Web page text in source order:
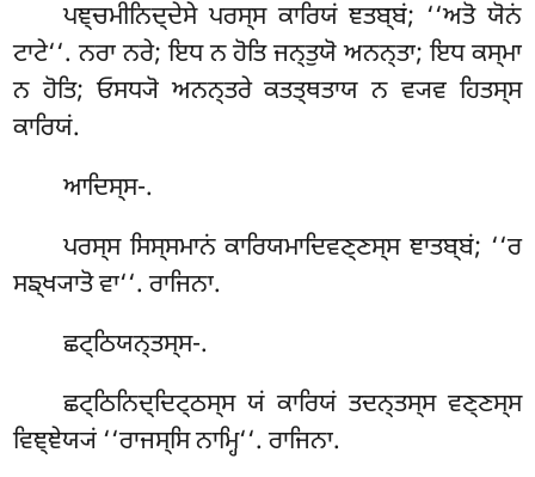
ਪਞ੍ਚਮੀਨਿਦ੍ਦੇਸੇ ਪਰਸ੍ਸ ਕਾਰਿਯਂ ਞਤਬ੍ਬਂ; ‘‘ਅਤੋ ਯੋਨਂ
ਟਾਟੇ‘‘. ਨਰਾ ਨਰੇ; ਇਧ ਨ ਹੋਤਿ ਜਨ੍ਤੁਯੋ ਅਨਨ੍ਤਾ; ਇਧ ਕਸ੍ਮਾ
ਨ ਹੋਤਿ; ਓਸਧ੍ਯੋ ਅਨਨ੍ਤਰੇ ਕਤਤ੍ਥਤਾਯ ਨ ਵ੍ਯਵ ਹਿਤਸ੍ਸ
ਕਾਰਿਯਂ.
ਆਦਿਸ੍ਸ-.
ਪਰਸ੍ਸ ਸਿਸ੍ਸਮਾਨਂ ਕਾਰਿਯਮਾਦਿਵਣ੍ਣਸ੍ਸ ਞਾਤਬ੍ਬਂ; ‘‘ਰ
ਸਙ੍ਖ੍ਯਾਤੋ ਵਾ‘‘. ਰਾਜਿਨਾ.
ਛਟ੍ਠਿਯਨ੍ਤਸ੍ਸ-.
ਛਟ੍ਠਿਨਿਦ੍ਦਿਟ੍ਠਸ੍ਸ ਯਂ ਕਾਰਿਯਂ ਤਦਨ੍ਤਸ੍ਸ ਵਣ੍ਣਸ੍ਸ
ਵਿਞ੍ਞੇਯ੍ਯਂ ‘‘ਰਾਜਸ੍ਸਿ ਨਾਮ੍ਹਿ‘‘. ਰਾਜਿਨਾ.